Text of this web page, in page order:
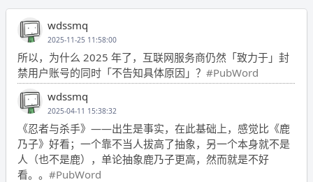
wdssmq
2025-11-25 11:58:00
所以，为什么 2025 年了，互联网服务商仍然「致力于」封
禁用户账号的同时「不告知具体原因」？ #PubWord
wdssmq
2025-04-11 15:38:32
《忍者与杀手》——出生是事实，在此基础上，感觉比《鹿
乃子》好看；一个靠不当人拔高了抽象，另一个本身就不是
人（也不是鹿），单论抽象鹿乃子更高，然而就是不好
看。。 #PubWord